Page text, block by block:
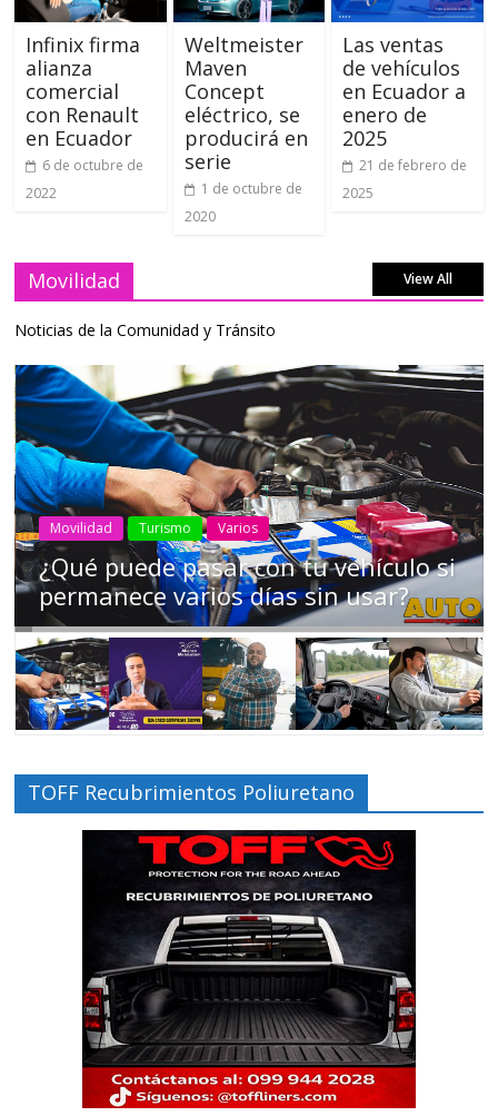
Infinix firma
alianza
comercial
con Renault
en Ecuador
6 de octubre de
2022
Weltmeister
Maven
Concept
eléctrico, se
producirá en
serie
1 de octubre de
2020
Las ventas
de vehículos
en Ecuador a
enero de
2025
21 de febrero de
2025
Movilidad View All
Noticias de la Comunidad y Tránsito
AEADE Industria Motociclismo Motos Movilidad
Campaña busca cambiar destino de
los motociclistas en la región
TOFF Recubrimientos Poliuretano